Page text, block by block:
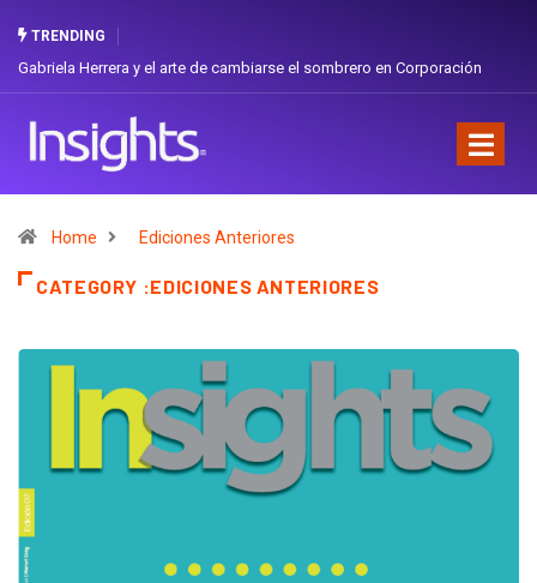
TRENDING
Gabriela Herrera y el arte de cambiarse el sombrero en Corporación
Home Ediciones Anteriores
CATEGORY :EDICIONES ANTERIORES